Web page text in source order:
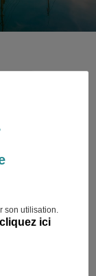
son utilisation.
cliquez ici